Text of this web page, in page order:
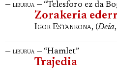
— liburua — “Telesforo ez da
Zorakeria
Igor Estankona, (Deia
— liburua — “Hamlet”
Trajedia